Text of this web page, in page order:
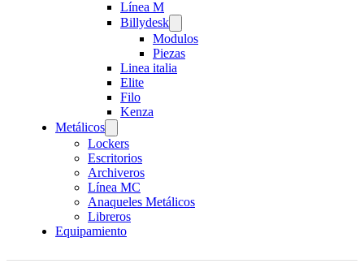
Línea M
Billydesk
Modulos
Piezas
Linea italia
Elite
Filo
Kenza
Metálicos
Lockers
Escritorios
Archiveros
Línea MC
Anaqueles Metálicos
Libreros
Equipamiento